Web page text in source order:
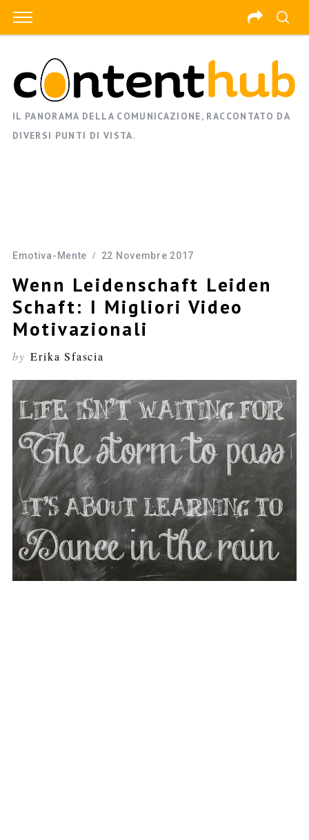
IL PANORAMA DELLA COMUNICAZIONE, RACCONTATO DA
DIVERSI PUNTI DI VISTA.
Emotiva-Mente 22 Novembre 2017
Wenn Leidenschaft Leiden
Schaft: I Migliori Video
Motivazionali
by Erika Sfascia